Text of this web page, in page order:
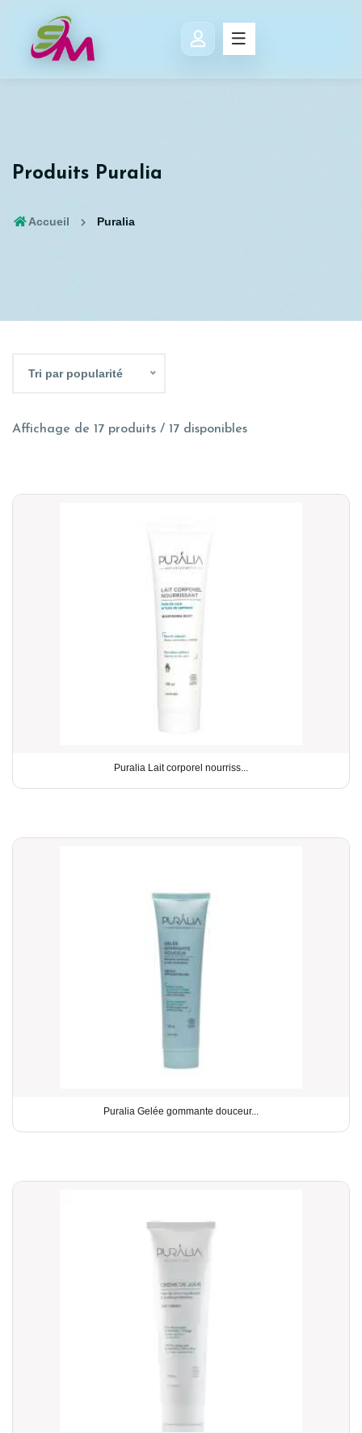
Produits Puralia
Accueil Puralia
Tri par popularité
Affichage de 17 produits / 17 disponibles
Puralia Lait corporel nourriss...
Puralia Gelée gommante douceur...